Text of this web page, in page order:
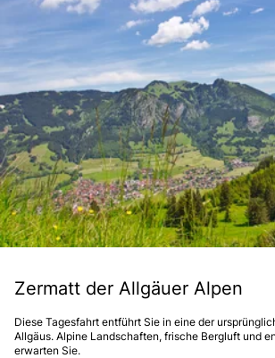
Zermatt der Allgäuer Alpen
Diese Tagesfahrt entführt Sie in eine der
Allgäus. Alpine Landschaften, frische Bergluft und
erwarten Sie.